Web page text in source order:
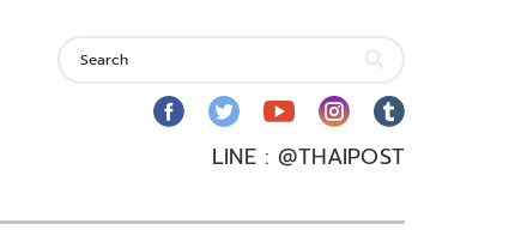
LINE : @THAIPOST